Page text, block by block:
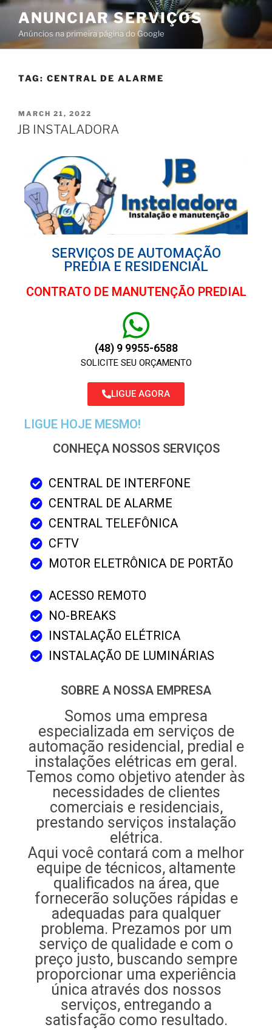
ANUNCIAR SERVIÇOS
Anúncios na primeira página do Google
TAG: CENTRAL DE ALARME
MARCH 21, 2022
JB INSTALADORA
SERVIÇOS DE AUTOMAÇÃO
PREDIA E RESIDENCIAL
CONTRATO DE MANUTENÇÃO PREDIAL
(48) 9 9955-6588
SOLICITE SEU ORÇAMENTO
LIGUE AGORA
LIGUE HOJE MESMO!
CONHEÇA NOSSOS SERVIÇOS
CENTRAL DE INTERFONE
CENTRAL DE ALARME
CENTRAL TELEFÔNICA
CFTV
MOTOR ELETRÔNICA DE PORTÃO
ACESSO REMOTO
NO-BREAKS
INSTALAÇÃO ELÉTRICA
INSTALAÇÃO DE LUMINÁRIAS
SOBRE A NOSSA EMPRESA
Somos uma empresa
especializada em serviços de
automação residencial, predial e
instalações elétricas em geral.
Temos como objetivo atender às
necessidades de clientes
comerciais e residenciais,
prestando serviços instalação
elétrica.
Aqui você contará com a melhor
equipe de técnicos, altamente
qualificados na área, que
fornecerão soluções rápidas e
adequadas para qualquer
problema. Prezamos por um
serviço de qualidade e com o
preço justo, buscando sempre
proporcionar uma experiência
única através dos nossos
serviços, entregando a
satisfação como resultado.